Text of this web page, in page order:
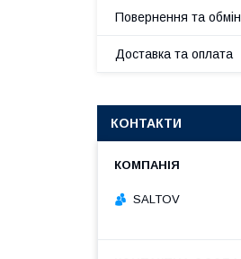
Повернення та обмін
Доставка та оплата
КОНТАКТИ
SALTOV